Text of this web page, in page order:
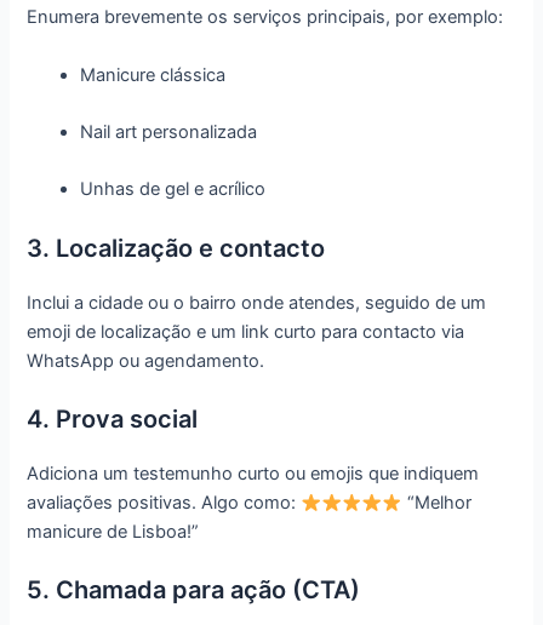
Enumera brevemente os serviços principais, por exemplo:
Manicure clássica
Nail art personalizada
Unhas de gel e acrílico
3. Localização e contacto
Inclui a cidade ou o bairro onde atendes, seguido de um
emoji de localização e um link curto para contacto via
WhatsApp ou agendamento.
4. Prova social
Adiciona um testemunho curto ou emojis que indiquem
avaliações positivas. Algo como:
“Melhor
manicure de Lisboa!”
5. Chamada para ação (CTA)